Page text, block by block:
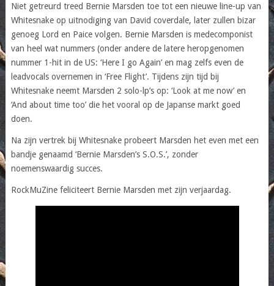
Niet getreurd treed Bernie Marsden toe tot een nieuwe line-up van
Whitesnake op uitnodiging van David coverdale, later zullen bizar
genoeg Lord en Paice volgen. Bernie Marsden is medecomponist
van heel wat nummers (onder andere de latere heropgenomen
nummer 1-hit in de US: ‘Here I go Again’ en mag zelfs even de
leadvocals overnemen in ‘Free Flight’. Tijdens zijn tijd bij
Whitesnake neemt Marsden 2 solo-lp’s op: ‘Look at me now’ en
‘And about time too’ die het vooral op de Japanse markt goed
doen.
Na zijn vertrek bij Whitesnake probeert Marsden het even met een
bandje genaamd ‘Bernie Marsden’s S.O.S.’, zonder
noemenswaardig succes.
RockMuZine feliciteert Bernie Marsden met zijn verjaardag.